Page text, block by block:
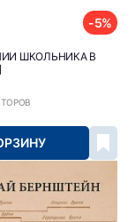
-5%
ШКОЛЬНИКА В